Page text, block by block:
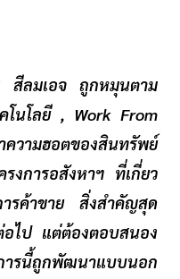
สีลมเอจ ถูกหมุนตาม
โนโลยี , Work From
วามฮอตของสินทรัพย์
งการอสังหาฯ ที่เกี่ยว
รค้าขาย สิ่งสำคัญสุด
อไป แต่ต้องตอบสนอง
ารนี้ถูกพัฒนาแบบนอก